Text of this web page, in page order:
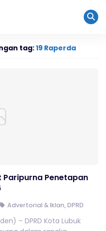
tag:19 Raperda
Paripurna Penetapan
Advertorial & Iklan, DPRD
– DPRD Kota Lubuk